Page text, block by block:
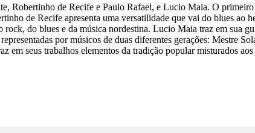
Robertinho de Recife e Paulo Rafael, e Lucio Maia. O
de Recife apresenta uma versatilidade que vai do blues ao
do blues e da música nordestina. Lucio Maia traz em sua
por músicos de duas diferentes gerações: Mestre
em seus trabalhos elementos da tradição popular misturados